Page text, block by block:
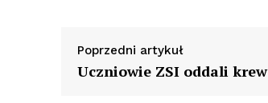
Poprzedni artykuł
Uczniowie ZSI oddali krew